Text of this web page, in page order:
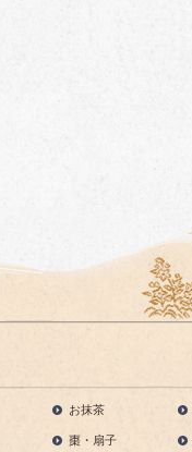
お抹茶
棗・扇子